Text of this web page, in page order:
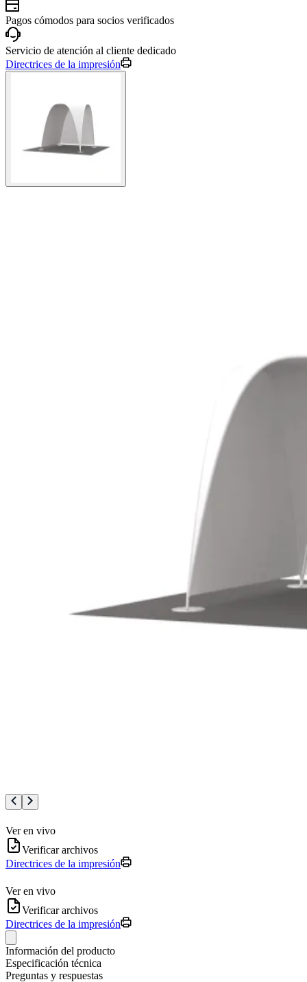
Pagos cómodos para socios verificados
Servicio de atención al cliente dedicado
Directrices de la impresión
Ver en vivo
Verificar archivos
Directrices de la impresión
Ver en vivo
Verificar archivos
Directrices de la impresión
Información del producto
Especificación técnica
Preguntas y respuestas